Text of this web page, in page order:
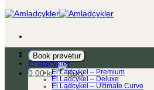
Book prøvetur
0,00kr.
Ladcykel
El ladcykler
El Ladcykel – Premium
El Ladcykel – Deluxe
El Ladcykel – Ultimate Curve